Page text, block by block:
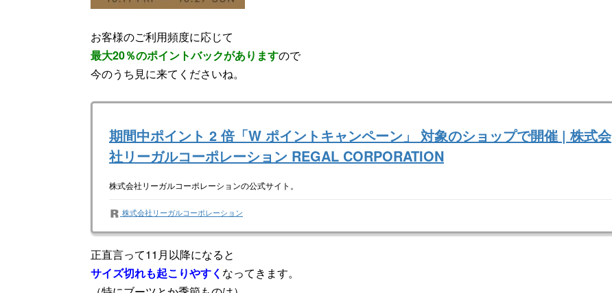
お客様のご利用頻度に応じて
最大20％のポイントバックがありますので
今のうち見に来てくださいね。
期間中ポイント 2 倍「W ポイントキャンペーン」 対象のショップで開催 | 株式会
社リーガルコーポレーション REGAL CORPORATION
株式会社リーガルコーポレーションの公式サイト。
株式会社リーガルコーポレーション
正直言って11月以降になると
サイズ切れも起こりやすく なってきます。